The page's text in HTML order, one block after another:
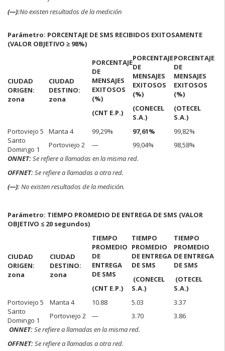
(—):No existen resultados de la medición
Parámetro: PORCENTAJE DE SMS RECIBIDOS EXITOSAMENTE
(VALOR OBJETIVO ≥ 98%)
CIUDAD
ORIGEN:
zona
CIUDAD
DESTINO:
zona
PORCENTAJE
DE
MENSAJES
EXITOSOS
(%)
(CNT E.P.)
PORCENTAJE
DE
MENSAJES
EXITOSOS
(%)
(CONECEL
S.A.)
PORCENTAJE
DE
MENSAJES
EXITOSOS
(%)
(OTECEL
S.A.)
Portoviejo 5
Manta 4 99,29% 97,61%
99,82%
Santo
Domingo 1
Portoviejo 2 — 99,04%
98,58%
ONNET:Se refiere a llamadas en la misma red.
OFFNET:Se refiere a llamadas a otra red.
(—):No existen resultados de la medición.
Parámetro: TIEMPO PROMEDIO DE ENTREGA DE SMS (VALOR
OBJETIVO ≤ 20 segundos)
CIUDAD
ORIGEN:
zona
CIUDAD
DESTINO:
zona
TIEMPO
PROMEDIO
DE
ENTREGA
DE SMS
(CNT E.P.)
TIEMPO
PROMEDIO
DE ENTREGA
DE SMS
(CONECEL
S.A.)
TIEMPO
PROMEDIO
DE ENTREGA
DE SMS
(OTECEL
S.A.)
Portoviejo 5
Manta 4 10.88 5.03
3.37
Santo
Domingo 1
Portoviejo 2 — 3.70
3.86
ONNET:Se refiere a llamadas en la misma red.
OFFNET:Se refiere a llamadas a otra red.